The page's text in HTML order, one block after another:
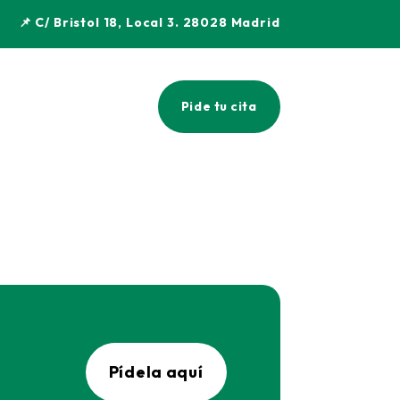
📌 C/ Bristol 18, Local 3. 28028 Madrid
Pide tu cita
Pídela aquí